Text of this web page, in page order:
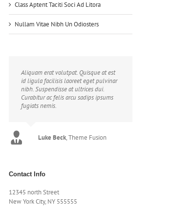
Class Aptent Taciti Soci Ad Litora
Nullam Vitae Nibh Un Odiosters
Aliquam erat volutpat. Quisque at est
id ligula facilisis laoreet eget pulvinar
nibh. Suspendisse at ultrices dui.
Curabitur ac felis arcu sadips ipsums
fugiats nemis.
Luke Beck,Theme Fusion
Contact Info
12345 north Street
New York City, NY 555555